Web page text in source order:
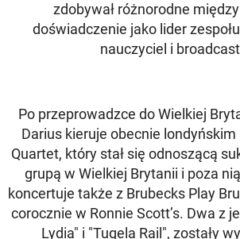
zdobywał różnorodne
doświadczenie jako lider
nauczyciel i
Po przeprowadzce do Wielkiej
Darius kieruje obecnie londyńskim
Quartet, który stał się odnoszącą
grupą w Wielkiej Brytanii i poza
koncertuje także z Brubecks Play
corocznie w Ronnie Scott’s. Dwa z
Lydia" i "Tugela Rail", zostały